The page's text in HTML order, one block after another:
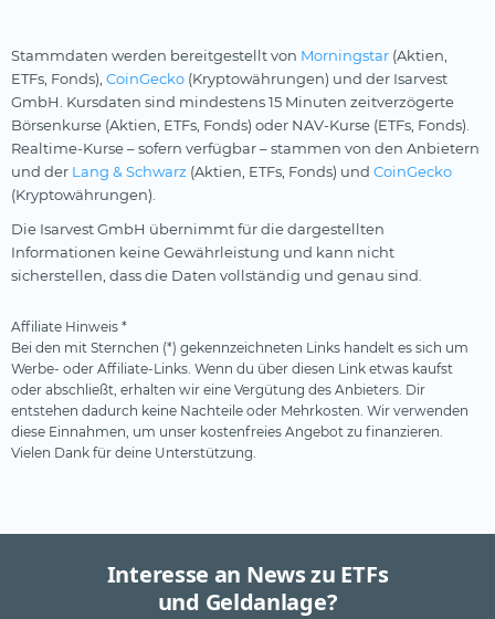
Stammdaten werden bereitgestellt von Morningstar (Aktien,
ETFs, Fonds), CoinGecko (Kryptowährungen) und der Isarvest
GmbH. Kursdaten sind mindestens 15 Minuten zeitverzögerte
Börsenkurse (Aktien, ETFs, Fonds) oder NAV-Kurse (ETFs, Fonds).
Realtime-Kurse – sofern verfügbar – stammen von den Anbietern
und der Lang & Schwarz (Aktien, ETFs, Fonds) und CoinGecko
(Kryptowährungen).
Die Isarvest GmbH übernimmt für die dargestellten
Informationen keine Gewährleistung und kann nicht
sicherstellen, dass die Daten vollständig und genau sind.
Affiliate Hinweis *
Bei den mit Sternchen (*) gekennzeichneten Links handelt es sich um
Werbe- oder Affiliate-Links. Wenn du über diesen Link etwas kaufst
oder abschließt, erhalten wir eine Vergütung des Anbieters. Dir
entstehen dadurch keine Nachteile oder Mehrkosten. Wir verwenden
diese Einnahmen, um unser kostenfreies Angebot zu finanzieren.
Vielen Dank für deine Unterstützung.
Interesse an News zu ETFs
und Geldanlage?